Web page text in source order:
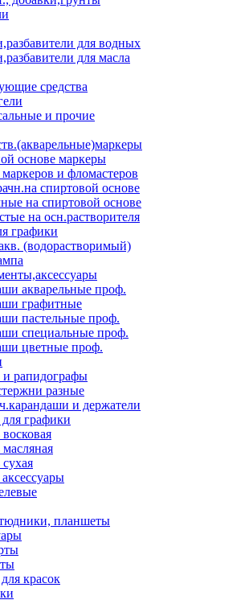
для водных
для масла
средства
и прочие
основе маркеры
и фломастеров
спиртовой основе
на спиртовой основе
на осн.растворителя
графики
(водорастворимый)
акварельные проф.
графитные
пастельные проф.
специальные проф.
цветные проф.
рапидографы
разные
и держатели
графики
планшеты
красок